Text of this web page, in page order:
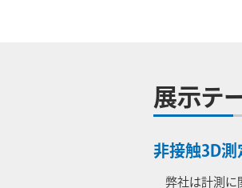
展示テ
非接触3D
弊社は計測に